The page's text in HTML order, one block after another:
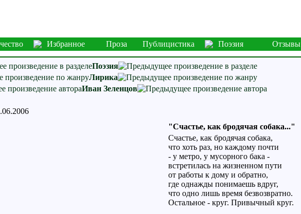
Избранное Проза Публицистика Поэзия Отзывы
Поэзия
Лирика
Иван Зеленцов
"Счастье, как бродячая собака..."
Счастье, как бродячая собака,
что хоть раз, но каждому почти
- у метро, у мусорного бака -
встретилась на жизненном пути
от работы к дому и обратно,
где однажды понимаешь вдруг,
что одно лишь время безвозвратно.
Остальное - круг. Привычный круг.